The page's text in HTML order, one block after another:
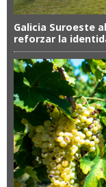
Galicia Suroeste
reforzar la